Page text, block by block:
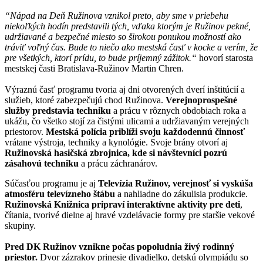
“Nápad na Deň Ružinova vznikol preto, aby sme v priebehu
niekoľkých hodín predstavili tých, vďaka ktorým je Ružinov pekné,
udržiavané a bezpečné miesto so širokou ponukou možností ako
tráviť voľný čas. Bude to niečo ako mestská časť v kocke a verím, že
pre všetkých, ktorí prídu, to bude príjemný zážitok.“ hovorí starosta
mestskej časti Bratislava-Ružinov Martin Chren.
Výraznú časť programu tvoria aj dni otvorených dverí inštitúcií a
služieb, ktoré zabezpečujú chod Ružinova. Verejnoprospešné
služby predstavia techniku a prácu v rôznych obdobiach roka a
ukážu, čo všetko stojí za čistými ulicami a udržiavaným verejných
priestorov. Mestská polícia priblíži svoju každodennú činnosť
vrátane výstroja, techniky a kynológie. Svoje brány otvorí aj
Ružinovská hasičská zbrojnica, kde si návštevníci pozrú
zásahovú techniku a prácu záchranárov.
Súčasťou programu je aj Televízia Ružinov, verejnosť si vyskúša
atmosféru televízneho štábu a nahliadne do zákulisia produkcie.
Ružinovská Knižnica pripraví interaktívne aktivity pre deti,
čítania, tvorivé dielne aj hravé vzdelávacie formy pre staršie vekové
skupiny.
Pred DK Ružinov vznikne počas popoludnia živý rodinný
priestor. Dvor zázrakov prinesie divadielko, detskú olympiádu so